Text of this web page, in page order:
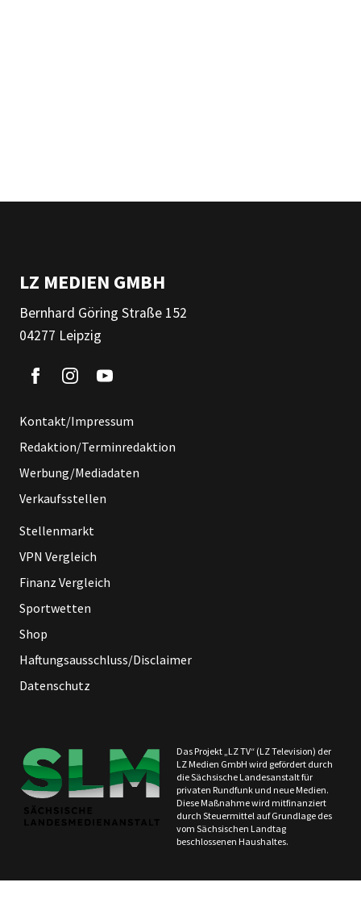
LZ MEDIEN GMBH
Bernhard Göring Straße 152
04277 Leipzig
Kontakt/Impressum
Redaktion/Terminredaktion
Werbung/Mediadaten
Verkaufsstellen
Stellenmarkt
VPN Vergleich
Finanz Vergleich
Sportwetten
Shop
Haftungsausschluss/Disclaimer
Datenschutz
Das Projekt „LZ TV“ (LZ Television) der
LZ Medien GmbH wird gefördert durch
die Sächsische Landesanstalt für
privaten Rundfunk und neue Medien.
Diese Maßnahme wird mitfinanziert
durch Steuermittel auf Grundlage des
vom Sächsischen Landtag
beschlossenen Haushaltes.